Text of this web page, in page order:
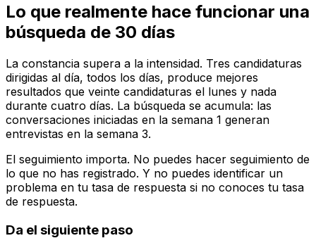
Lo que realmente hace funcionar una
búsqueda de 30 días
La constancia supera a la intensidad. Tres candidaturas
dirigidas al día, todos los días, produce mejores
resultados que veinte candidaturas el lunes y nada
durante cuatro días. La búsqueda se acumula: las
conversaciones iniciadas en la semana 1 generan
entrevistas en la semana 3.
El seguimiento importa. No puedes hacer seguimiento de
lo que no has registrado. Y no puedes identificar un
problema en tu tasa de respuesta si no conoces tu tasa
de respuesta.
Da el siguiente paso